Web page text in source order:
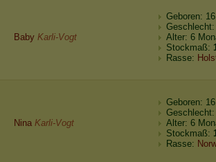
Baby Karli-Vogt
Geboren:
Alter: 6
Stockmaß:
Rasse:
Nina Karli-Vogt
Geboren:
Alter: 6
Stockmaß:
Rasse: